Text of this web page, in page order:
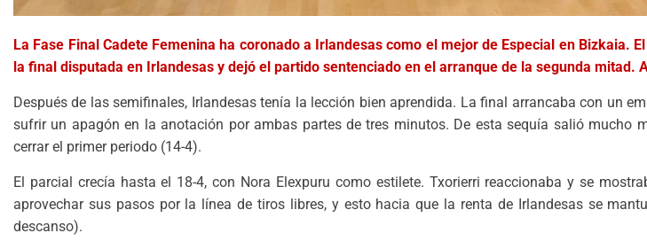
La Fase Final Cadete Femenina ha coronado a Irlandesas como el mejor de Especial en Bizkaia.
la final disputada en Irlandesas y dejó el partido sentenciado en el arranque de la segunda mitad.
Después de las semifinales, Irlandesas tenía la lección bien aprendida. La final arrancaba con un
sufrir un apagón en la anotación por ambas partes de tres minutos. De esta sequía salió mucho
cerrar el primer periodo (14-4).
El parcial crecía hasta el 18-4, con Nora Elexpuru como estilete. Txorierri reaccionaba y se
aprovechar sus pasos por la línea de tiros libres, y esto hacia que la renta de Irlandesas se
descanso).